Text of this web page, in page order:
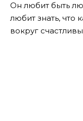
Он любит быть
любит знать, что
вокруг